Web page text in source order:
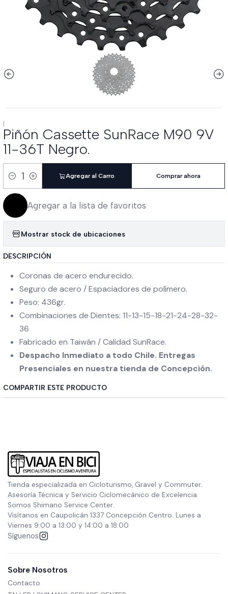
|
Piñón Cassette SunRace M90 9V
11-36T Negro.
Cantidad
Agregar al Carro Comprar ahora
Agregar a la lista de favoritos
Mostrar stock de ubicaciones
DESCRIPCIÓN
Coronas de acero endurecido.
Seguro de acero / Espaciadores de polímero.
Peso: 436gr.
Combinaciones de Dientes: 11-13-15-18-21-24-28-32-
36
Fabricado en Taiwán / Calidad SunRace.
Despacho Inmediato a todo Chile. Entregas
Presenciales en nuestra tienda de Concepción.
COMPARTIR ESTE PRODUCTO
Tienda especializada en Cicloturismo, Gravel y Commuter.
Asesoría Técnica y Servicio Ciclomecánico de Excelencia.
Somos Shimano Service Center.
Visítanos en Caupolicán 1337 Concepción Centro. Lunes a
Viernes 9:00 a 13:00 y 14:00 a 18:00
Síguenos
Sobre Nosotros
Contacto